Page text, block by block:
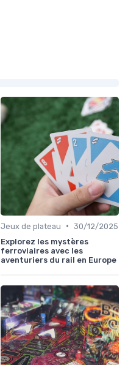
Jeux de plateau • 30/12/2025
Explorez les mystères
ferroviaires avec les
aventuriers du rail en Europe